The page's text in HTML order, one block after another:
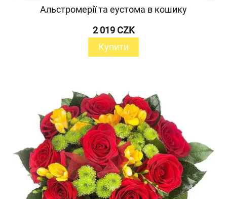
Альстромерії та еустома в кошику
2 019 CZK
Купити